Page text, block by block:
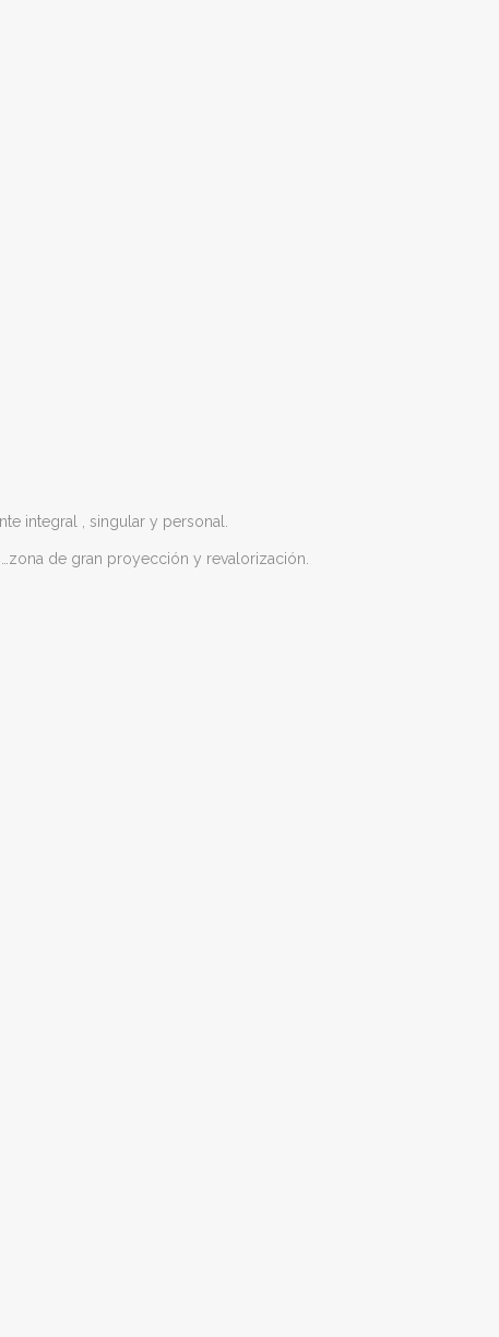
integral , singular y personal.
de gran proyección y revalorización.